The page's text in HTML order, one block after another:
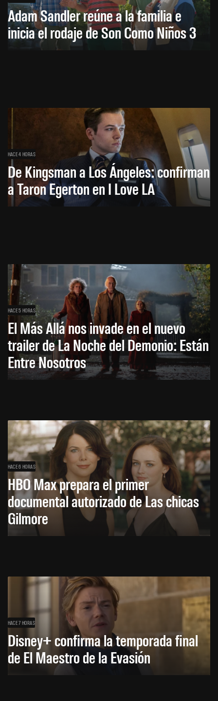
Adam Sandler reúne a la familia e
inicia el rodaje de Son Como Niños 3
HACE 4 HORAS
De Kingsman a Los Ángeles: confirman
a Taron Egerton en I Love LA
HACE 5 HORAS
El Más Allá nos invade en el nuevo
trailer de La Noche del Demonio: Están
Entre Nosotros
HACE 6 HORAS
HBO Max prepara el primer
documental autorizado de Las chicas
Gilmore
HACE 7 HORAS
Disney+ confirma la temporada final
de El Maestro de la Evasión